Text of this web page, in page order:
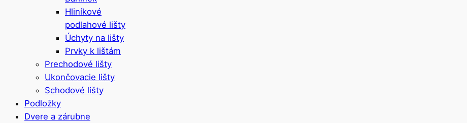
Hliníkové
podlahové lišty
Úchyty na lišty
Prvky k lištám
Prechodové lišty
Ukončovacie lišty
Schodové lišty
Podložky
Dvere a zárubne